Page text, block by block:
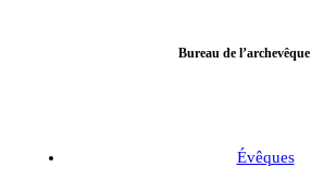
Bureau de l’archevêque
Évêques